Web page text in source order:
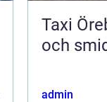
Taxi Örebro så hittar
och
admin